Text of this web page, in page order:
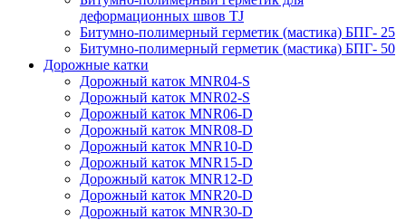
деформационных швов TJ
Битумно-полимерный герметик (мастика) БПГ- 25
Битумно-полимерный герметик (мастика) БПГ- 50
Дорожные катки
Дорожный каток MNR04-S
Дорожный каток MNR02-S
Дорожный каток MNR06-D
Дорожный каток MNR08-D
Дорожный каток MNR10-D
Дорожный каток MNR15-D
Дорожный каток MNR12-D
Дорожный каток MNR20-D
Дорожный каток MNR30-D